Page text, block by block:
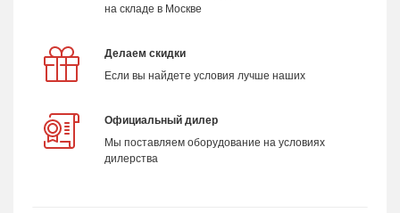
на складе в Москве
Делаем скидки
Если вы найдете условия лучше наших
Официальный дилер
Мы поставляем оборудование на условиях
дилерства